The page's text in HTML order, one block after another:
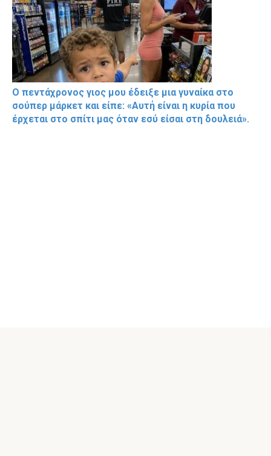
Ο πεντάχρονος γιος μου έδειξε μια γυναίκα στο
σούπερ μάρκετ και είπε: «Αυτή είναι η κυρία που
έρχεται στο σπίτι μας όταν εσύ είσαι στη δουλειά».